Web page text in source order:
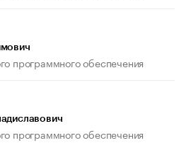
программного обеспечения
программного обеспечения